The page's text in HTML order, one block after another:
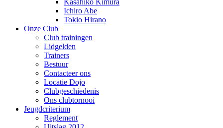
Ichiro Abe
Tokio Hirano
Onze Club
Club trainingen
Lidgelden
Trainers
Bestuur
Contacteer ons
Locatie Dojo
Clubgeschiedenis
Ons clubtornooi
Jeugdcriterium
Reglement